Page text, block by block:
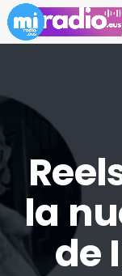
la
de